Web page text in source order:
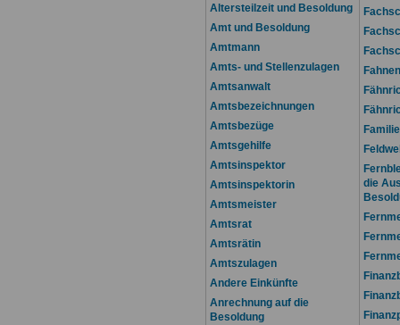
Altersteilzeit und Besoldung
Amt und Besoldung
Amtmann
Amts- und Stellenzulagen
Amtsanwalt
Amtsbezeichnungen
Amtsbezüge
Amtsgehilfe
Amtsinspektor
Amtsinspektorin
Amtsmeister
Amtsrat
Amtsrätin
Amtszulagen
Andere Einkünfte
Anrechnung auf die
Besoldung
die